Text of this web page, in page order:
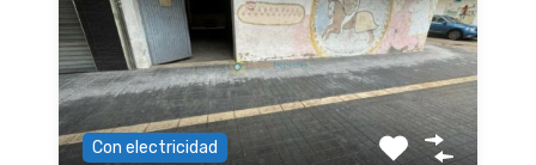
Con electricidad